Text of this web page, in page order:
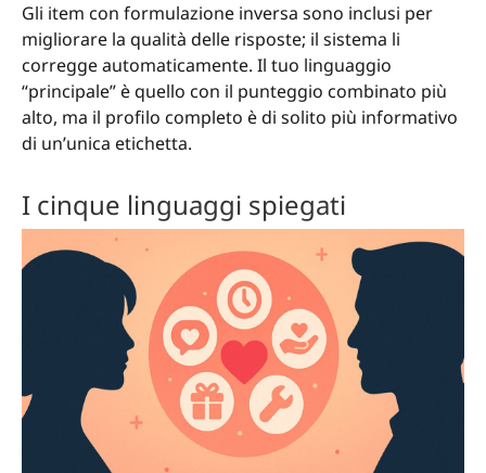
Gli item con formulazione inversa sono inclusi per
migliorare la qualità delle risposte; il sistema li
corregge automaticamente. Il tuo linguaggio
“principale” è quello con il punteggio combinato più
alto, ma il profilo completo è di solito più informativo
di un’unica etichetta.
I cinque linguaggi spiegati